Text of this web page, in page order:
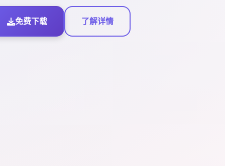
免费下载 了解详情